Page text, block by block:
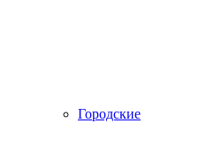
Городские